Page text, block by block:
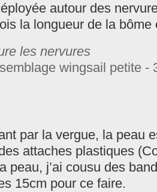
autour des
la longueur de la
les nervures
wingsail petite -
par la vergue, la peau
attaches plastiques
peau, j’ai cousu des
15cm pour ce faire.